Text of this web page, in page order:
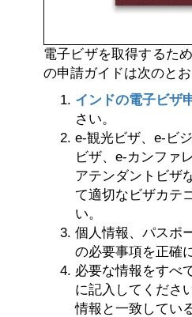
電子ビザを取得するた
の申請ガイドは次のとお
インドの電子ビザ
さい。
e-観光ビザ、e-ビ
ビザ、e-カンファ
アテンダントビザ
て適切なビザカテ
い。
個人情報、パスポ
の必要事項を正確
必要な情報をすべ
に記入してくださ
情報と一致してい